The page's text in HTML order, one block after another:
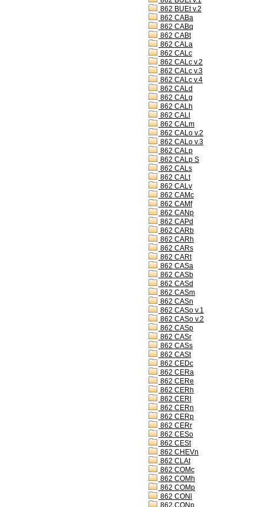
862 BUEt v.2
862 CABa
862 CABq
862 CABt
862 CALa
862 CALc
862 CALc v.2
862 CALc v.3
862 CALc v.4
862 CALd
862 CALg
862 CALh
862 CALl
862 CALm
862 CALo v.2
862 CALo v.3
862 CALp
862 CALp S
862 CALs
862 CALt
862 CALv
862 CAMc
862 CAMf
862 CANp
862 CAPd
862 CARb
862 CARh
862 CARs
862 CARt
862 CASa
862 CASb
862 CASd
862 CASm
862 CASn
862 CASo v.1
862 CASo v.2
862 CASp
862 CASr
862 CASs
862 CASt
862 CEDc
862 CERa
862 CERe
862 CERh
862 CERl
862 CERn
862 CERp
862 CERr
862 CESo
862 CESt
862 CHEVn
862 CLAt
862 COMc
862 COMh
862 COMp
862 CONl
862 CONp